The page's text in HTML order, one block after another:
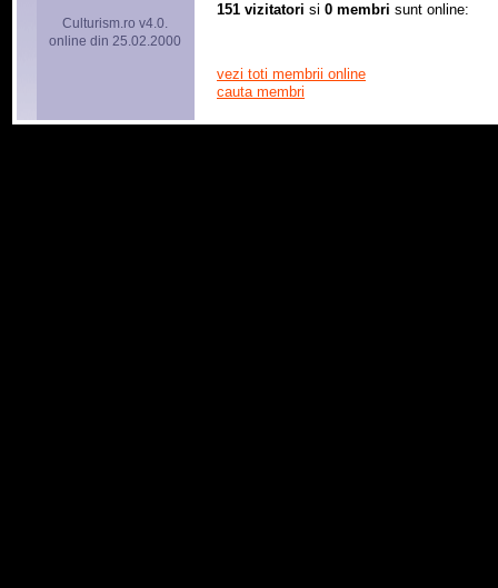
Culturism.ro v4.0.
online din 25.02.2000
151 vizitatori si 0 membri sunt online:
vezi toti membrii online
cauta membri